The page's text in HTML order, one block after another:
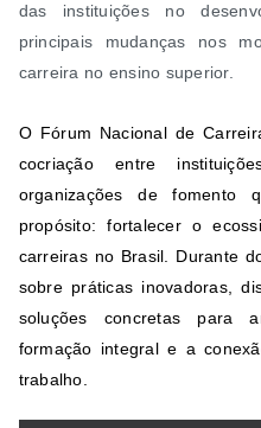
das instituições no
principais mudanças nos
carreira no ensino superior.
O Fórum Nacional de
cocriação entre
organizações de fomento
propósito: fortalecer o
carreiras no Brasil. Durante
sobre práticas inovadoras,
soluções concretas para
formação integral e a
trabalho.